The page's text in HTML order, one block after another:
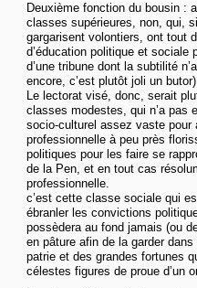
Deuxième fonction du bousin :
classes supérieures, non, qui,
gargarisent volontiers, ont tout
d’éducation politique et
d’une tribune dont la subtilité
encore, c’est plutôt joli un
Le lectorat visé, donc, serait
classes modestes, qui n’a pas
socio-culturel assez vaste pour
professionnelle à peu près
politiques pour les faire se
de la Pen, et en tout cas
professionnelle.
c’est cette classe sociale qui
ébranler les convictions
possèdera au fond jamais (ou
en pâture afin de la garder
patrie et des grandes fortunes
célestes figures de proue d’un